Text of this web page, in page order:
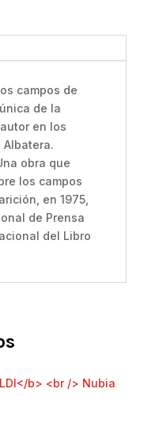
campos de
de la
en los
Albatera.
obra que
los campos
en 1975,
de Prensa
del Libro